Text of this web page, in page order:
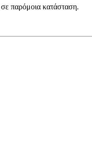
σε παρόμοια κατάσταση.